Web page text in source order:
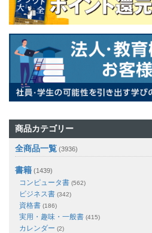
商品カテゴリー
全商品一覧 (3936)
書籍 (1439)
コンピュータ書 (562)
ビジネス書 (342)
資格書 (186)
実用・趣味・一般書 (415)
カレンダー (2)